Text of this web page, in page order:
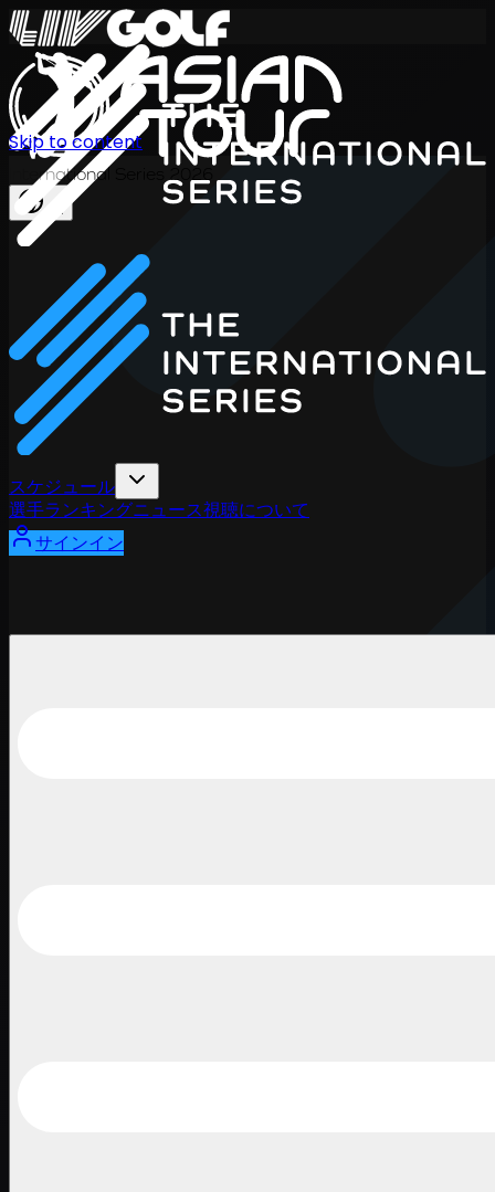
International Series 2026
スケジュール
選手ランキングニュース視聴について
サインイン
Skip to content